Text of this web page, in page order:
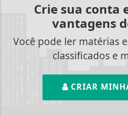
Crie sua conta
vantagens
Você pode ler matérias
classificados e
CRIAR